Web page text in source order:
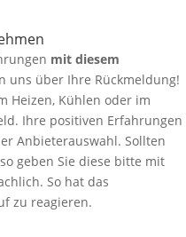
mit diesem
uns über Ihre Rückmeldung!
Heizen, Kühlen oder im
Ihre positiven Erfahrungen
Anbieterauswahl. Sollten
geben Sie diese bitte mit
So hat das
zu reagieren.